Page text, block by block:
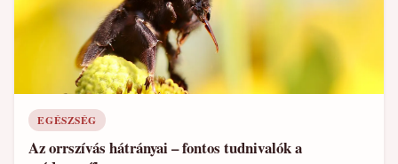
EGÉSZSÉG
Az orrszívás hátrányai – fontos tudnivalók a